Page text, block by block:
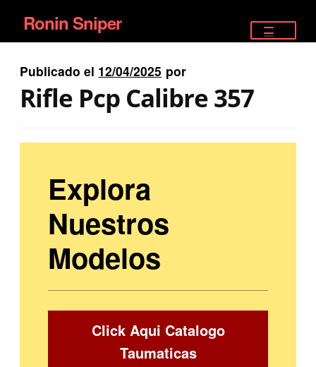
Ir
a
la
navegación
Ir
al
contenido
Ronin Sniper
EQUIPAMIENTO ÉLITE
SATELITALES
Publicado el 12/04/2025 por
Rifle Pcp Calibre 357
Explora
Nuestros
Modelos
Click Aqui Catalogo
Taumaticas